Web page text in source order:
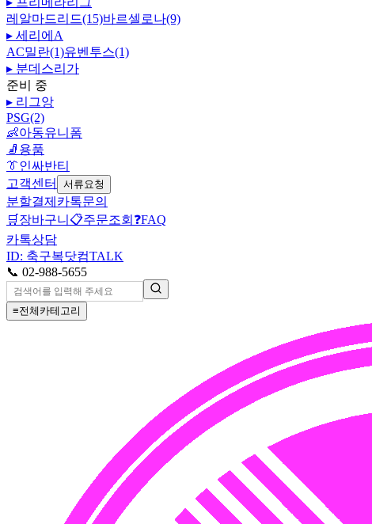
레알마드리드(15)바르셀로나(9)
▸ 세리에A
AC밀란(1)유벤투스(1)
▸ 분데스리가
준비 중
▸ 리그앙
PSG(2)
👶아동유니폼
🧦 용품
👔인싸반티
고객센터
서류요청
분할결제 카톡문의
🛒 장바구니 📋주문조회 ❓FAQ
카톡상담
ID: 축구복닷컴TALK
📞 02-988-5655
≡전체카테고리